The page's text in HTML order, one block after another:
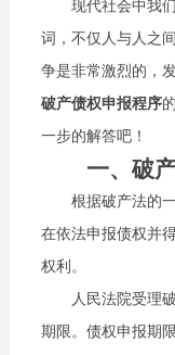
现代社会中我们
词，不仅人与人之
争是非常激烈的，
破产债权申报程序
一步的解答吧！
一、破产
根据破产法的一
在依法申报债权并
权利。
人民法院受理破
期限。债权申报期